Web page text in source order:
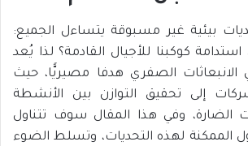
بيئية غير مسبوقة يتساءل الجميع:
كوكبنا للأجيال القادمة؟ لذا يُعد
الصفري هدفا مصيريًّا، حيث
إلى تحقيق التوازن بين الأنشطة
الضارة، وفي هذا المقال سوف تتناول
الممكنة لهذه التحديات، وتسلط الضوء